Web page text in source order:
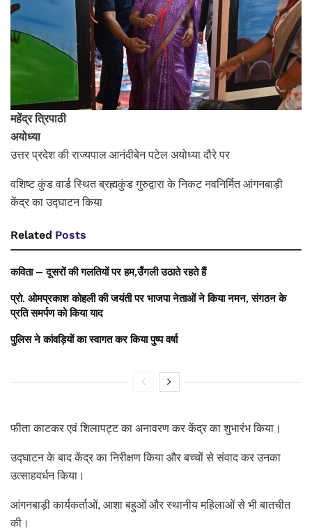
महेंद्र त्रिपाठी
अयोध्या
उत्तर प्रदेश की राज्यपाल आनंदीबेन पटेल अयोध्या दौरे पर
वशिष्ट कुंड वार्ड स्थित ब्रह्मकुंड गुरुद्वारा के निकट नवनिर्मित आंगनबाड़ी
केंद्र का उद्घाटन किया
Related Posts
कविता – दूसरों की गलतियों पर हम,उँगली उठाते रहते हैं
प्रो. ओमप्रकाश कोहली की जयंती पर भाजपा नेताओं ने किया नमन, संगठन के
प्रति समर्पण को किया याद
पुलिस ने कांवड़ियों का स्वागत कर किया पुष्प वर्षा
फीता काटकर एवं शिलापट्ट का अनावरण कर केंद्र का शुभारंभ किया।
उद्घाटन के बाद केंद्र का निरीक्षण किया और बच्चों से संवाद कर उनका
उत्साहवर्धन किया।
आंगनबाड़ी कार्यकर्ताओं, आशा बहुओं और स्थानीय महिलाओं से भी बातचीत
की।